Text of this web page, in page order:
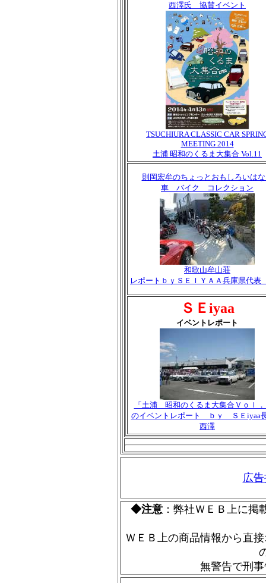
西澤氏 協賛イベント
TSUCHIURA CLASSIC CAR
MEETING 2014
土浦 昭和のくるま大集合 Vol.11
則岡宏牟のちょっとおもしろいは
車 バイク コレクション
和歌山牟山荘
レポートｂｙＳＥＩＹＡＡ兵庫県代
ＳＥiyaa
イベントレポート
「土浦 昭和のくるま大集合Ｖｏｌ
のイベントレポート ｂｙ ＳＥ
西澤
広
◆注意：弊社ＷＥＢ上に掲
ＷＥＢ上の商品情報から直
無警告で刑